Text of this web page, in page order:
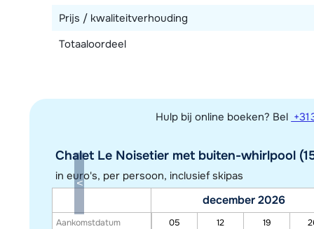
Prijs / kwaliteitverhouding
Totaaloordeel
Hulp bij online boeken? Bel
Chalet Le Noisetier met buiten-whirlpool
in euro's, per persoon, inclusief skipas
Aankomstdatum
december 2026
05 12 19